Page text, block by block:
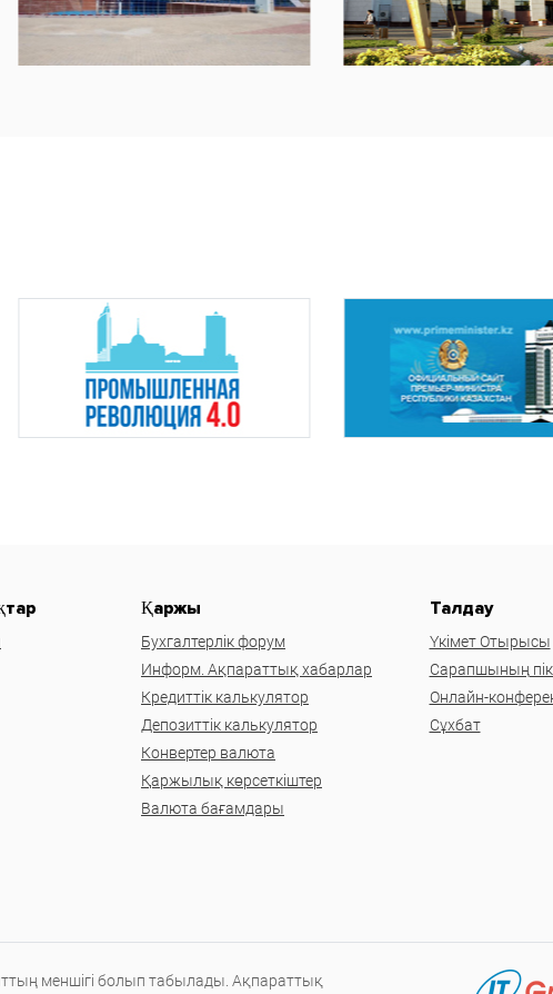
Қаржы
Бухгалтерлік форум
Информ. Ақпараттық хабарлар
Кредиттік калькулятор
Депозиттік калькулятор
Конвертер валюта
Қаржылық көрсеткіштер
Валюта бағамдары
Талдау
Үкімет Отырысы
Сарапшының
Онлайн-
Сұхбат
меншігі болып табылады. Ақпараттық